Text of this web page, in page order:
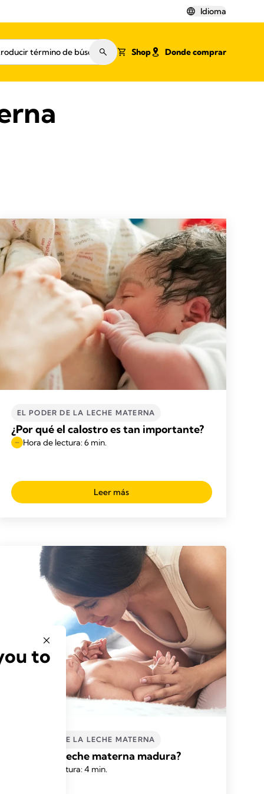
Idioma
Shop Donde comprar
EL PODER DE LA LECHE MATERNA
¿Por qué el calostro es tan importante?
Hora de lectura: 6 min.
Leer más
EL PODER DE LA LECHE MATERNA
¿Qué es la leche materna madura?
Hora de lectura: 4 min.
to